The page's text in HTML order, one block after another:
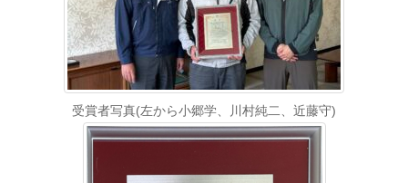
受賞者写真(左から小郷学、川村純二、近藤守)